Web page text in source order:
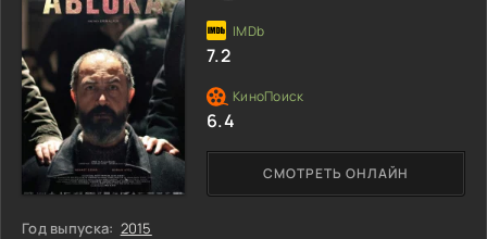
Год выпуска: 2015
СМОТРЕТЬ ОНЛАЙН
7.2
6.4